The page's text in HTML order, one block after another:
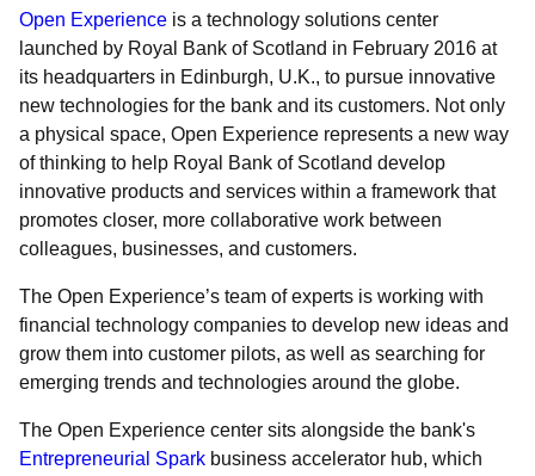
Open Experience is a technology solutions center
launched by Royal Bank of Scotland in February 2016 at
its headquarters in Edinburgh, U.K., to pursue innovative
new technologies for the bank and its customers. Not only
a physical space, Open Experience represents a new way
of thinking to help Royal Bank of Scotland develop
innovative products and services within a framework that
promotes closer, more collaborative work between
colleagues, businesses, and customers.
The Open Experience’s team of experts is working with
financial technology companies to develop new ideas and
grow them into customer pilots, as well as searching for
emerging trends and technologies around the globe.
The Open Experience center sits alongside the bank's
Entrepreneurial Spark business accelerator hub, which